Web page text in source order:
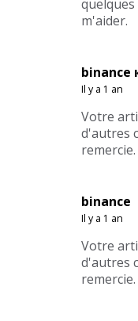
m'aider.
binance
Il y a 1 an
Votre
d'autres
remercie.
binance
Il y a 1 an
Votre
d'autres
remercie.